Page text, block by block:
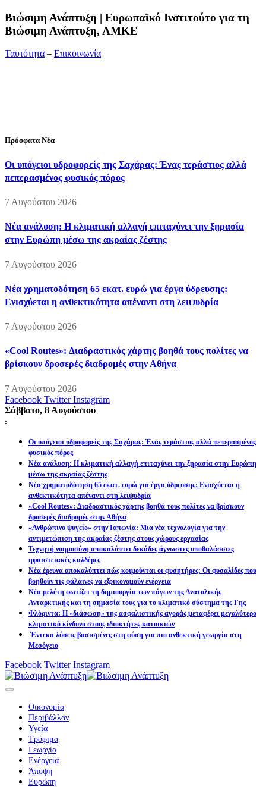
Bιώσιμη Ανάπτυξη | Ευρωπαϊκό Ινστιτούτο για τη
Βιώσιμη Ανάπτυξη, ΑΜΚΕ
Ταυτότητα – Επικοινωνία
Πρόσφατα Νέα
Οι υπόγειοι υδροφορείς της Σαχάρας: Ένας τεράστιος αλλά
πεπερασμένος φυσικός πόρος
7 Αυγούστου 2026
Νέα ανάλυση: Η κλιματική αλλαγή επιταχύνει την ξηρασία
στην Ευρώπη μέσω της ακραίας ζέστης
7 Αυγούστου 2026
Νέα χρηματοδότηση 65 εκατ. ευρώ για έργα ύδρευσης:
Ενισχύεται η ανθεκτικότητα απέναντι στη λειψυδρία
7 Αυγούστου 2026
«Cool Routes»: Διαδραστικός χάρτης βοηθά τους πολίτες να
βρίσκουν δροσερές διαδρομές στην Αθήνα
7 Αυγούστου 2026
Facebook Twitter Instagram
Σάββατο, 8 Αυγούστου
:
Οι υπόγειοι υδροφορείς της Σαχάρας: Ένας τεράστιος αλλά πεπερασμένος
φυσικός πόρος
Νέα ανάλυση: Η κλιματική αλλαγή επιταχύνει την ξηρασία στην Ευρώπη
μέσω της ακραίας ζέστης
Νέα χρηματοδότηση 65 εκατ. ευρώ για έργα ύδρευσης: Ενισχύεται η
ανθεκτικότητα απέναντι στη λειψυδρία
«Cool Routes»: Διαδραστικός χάρτης βοηθά τους πολίτες να βρίσκουν
δροσερές διαδρομές στην Αθήνα
«Ανθρώπινο ψυγείο» στην Ιαπωνία: Μια νέα τεχνολογία για την
αντιμετώπιση της ακραίας ζέστης στους χώρους εργασίας
Τεχνητή νοημοσύνη αποκαλύπτει δεκάδες άγνωστες υποθαλάσσιες
ηφαιστειακές καλδέρες
Νέα έρευνα αποκαλύπτει πώς κοιμούνται οι φυσητήρες: Οι φυσαλίδες που
βοηθούν τις φάλαινες να εξοικονομούν ενέργεια
Νέα μελέτη φωτίζει τη δημιουργία των πάγων της Ανατολικής
Ανταρκτικής και τη σημασία τους για το κλιματικό σύστημα της Γης
Φλόριντα: Η «διάσωση» της ασφαλιστικής αγοράς μεταφέρει μεγαλύτερο
κλιματικό κίνδυνο στους ιδιοκτήτες κατοικιών
Έντεκα λύσεις βασισμένες στη φύση για πιο ανθεκτική γεωργία στη
Μεσόγειο
Facebook Twitter Instagram
Οικονομία
Περιβάλλον
Υγεία
Τρόφιμα
Γεωργία
Ενέργεια
Άποψη
Ευρώπη